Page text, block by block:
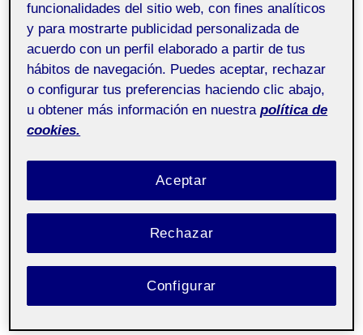
funcionalidades del sitio web, con fines analíticos
y para mostrarte publicidad personalizada de
acuerdo con un perfil elaborado a partir de tus
hábitos de navegación. Puedes aceptar, rechazar
o configurar tus preferencias haciendo clic abajo,
u obtener más información en nuestra política de
cookies.
Rechazar
Aceptar
Configurar